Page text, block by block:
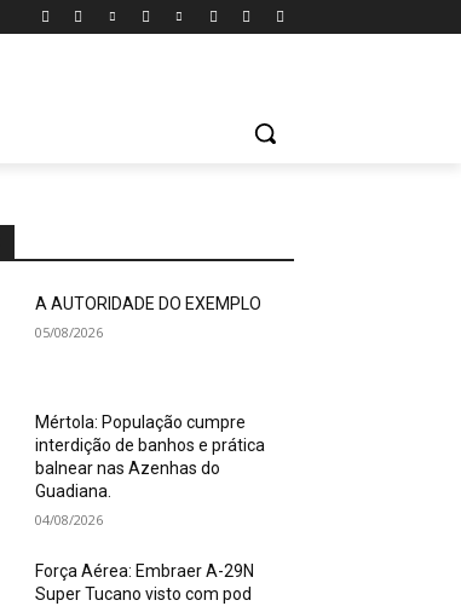
A AUTORIDADE DO EXEMPLO
05/08/2026
Mértola: População cumpre
interdição de banhos e prática
balnear nas Azenhas do
Guadiana.
04/08/2026
Força Aérea: Embraer A-29N
Super Tucano visto com pod